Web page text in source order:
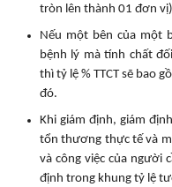
tròn lên thành 01 đơn
Nếu một bên của một
bệnh lý mà tính chất
thì tỷ lệ % TTCT sẽ bao
đó.
Khi giám định, giám
tổn thương thực tế và
và công việc của người
định trong khung tỷ lệ